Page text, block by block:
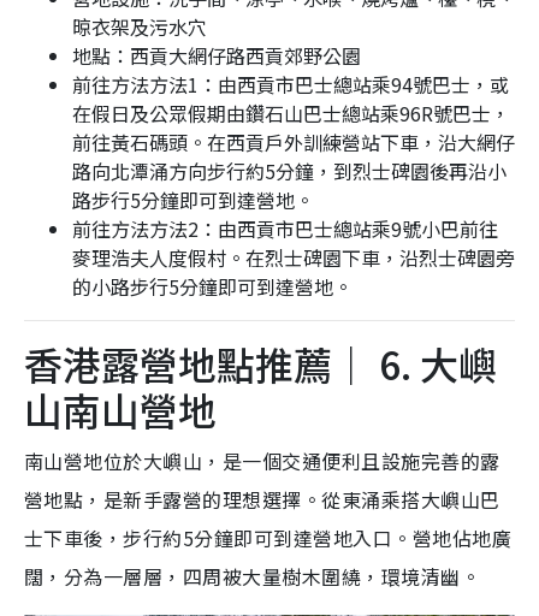
晾衣架及污水穴
地點：西貢大網仔路西貢郊野公園
前往方法方法1：由西貢市巴士總站乘94號巴士，或
在假日及公眾假期由鑽石山巴士總站乘96R號巴士，
前往黃石碼頭。在西貢戶外訓練營站下車，沿大網仔
路向北潭涌方向步行約5分鐘，到烈士碑園後再沿小
路步行5分鐘即可到達營地。
前往方法方法2：由西貢市巴士總站乘9號小巴前往
麥理浩夫人度假村。在烈士碑園下車，沿烈士碑園旁
的小路步行5分鐘即可到達營地。
香港露營地點推薦｜ 6. 大嶼
山南山營地
南山營地位於大嶼山，是一個交通便利且設施完善的露
營地點，是新手露營的理想選擇。從東涌乘搭大嶼山巴
士下車後，步行約5分鐘即可到達營地入口。營地佔地廣
闊，分為一層層，四周被大量樹木圍繞，環境清幽。